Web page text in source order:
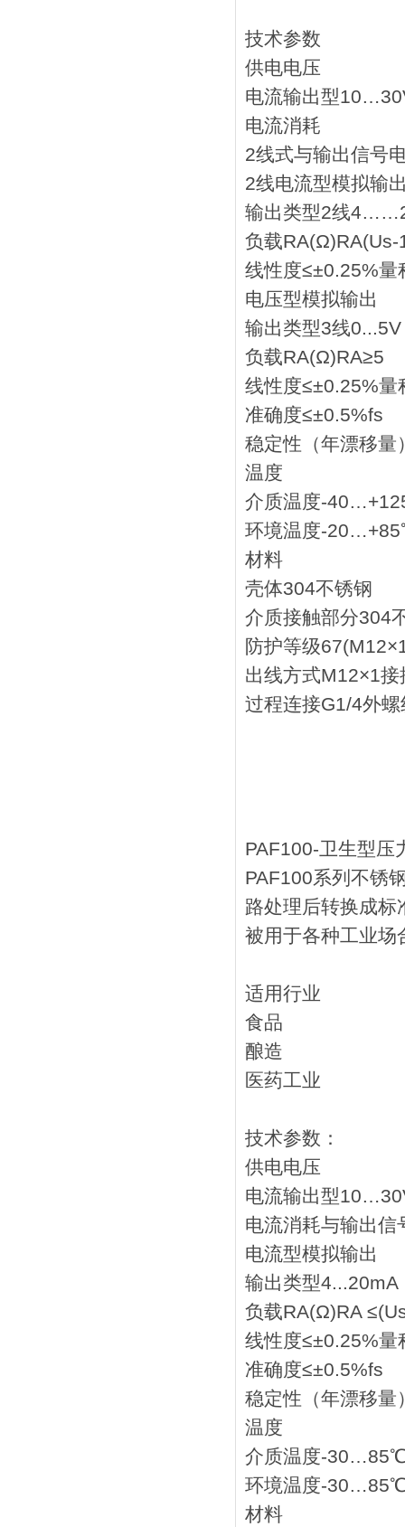
技术参数
供电电压
电流输出型
电流消耗
2线式与输出信号
2线电流型模拟
输出类型2线
负载RA(Ω)RA(Us-
线性度≤±0.25%量
电压型模拟输出
输出类型3线0...5V
负载RA(Ω)RA≥5
线性度≤±0.25%量
准确度≤±0.5%fs
稳定性（年漂移量
温度
介质温度-
环境温度-
材料
壳体304不锈钢
介质接触部分304
防护等级
出线方式M12×1接
过程连接G1/4外
PAF100-卫生型压
PAF100系列不锈
路处理后转换成标
被用于各种工业场
适用行业
食品
酿造
医药工业
技术参数：
供电电压
电流输出型
电流消耗与输出
电流型模拟输出
输出类型4...20mA
负载RA(Ω)RA
线性度≤±0.25%量
准确度≤±0.5%fs
稳定性（年漂移量
温度
介质温度-
环境温度-
材料